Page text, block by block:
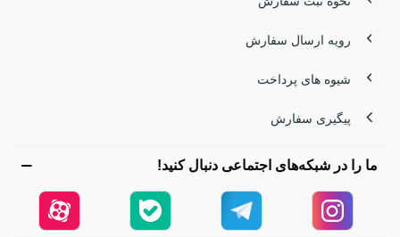
قابلیت جمع شدن در کوله توجه کنی. مدل‌های استاندارد بدون
ایجاد سنگینی یا محدودیت حرکتی، آزادی کامل در راه رفتن را
در رادکوه می‌توانی با بررسی مشخصات فنی و کاربرد هر
محصول، بهترین کاور کفش را متناسب با برنامه‌های
رویه ارسال سفارش
شیوه های پرداخت
پیگیری سفارش
ما را در شبکه‌های اجتماعی دنبال کنید!